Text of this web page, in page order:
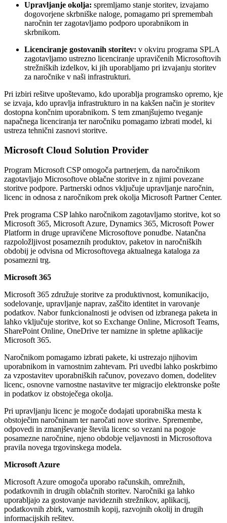
Upravljanje okolja: spremljamo stanje storitev, izvajamo
dogovorjene skrbniške naloge, pomagamo pri spremembah
naročnin ter zagotavljamo podporo uporabnikom in
skrbnikom.
Licenciranje gostovanih storitev: v okviru programa SPLA
zagotavljamo ustrezno licenciranje upravičenih Microsoftovih
strežniških izdelkov, ki jih uporabljamo pri izvajanju storitev
za naročnike v naši infrastrukturi.
Pri izbiri rešitve upoštevamo, kdo uporablja programsko opremo, kje
se izvaja, kdo upravlja infrastrukturo in na kakšen način je storitev
dostopna končnim uporabnikom. S tem zmanjšujemo tveganje
napačnega licenciranja ter naročniku pomagamo izbrati model, ki
ustreza tehnični zasnovi storitve.
Microsoft Cloud Solution Provider
Program Microsoft CSP omogoča partnerjem, da naročnikom
zagotavljajo Microsoftove oblačne storitve in z njimi povezane
storitve podpore. Partnerski odnos vključuje upravljanje naročnin,
licenc in odnosa z naročnikom prek okolja Microsoft Partner Center.
Prek programa CSP lahko naročnikom zagotavljamo storitve, kot so
Microsoft 365, Microsoft Azure, Dynamics 365, Microsoft Power
Platform in druge upravičene Microsoftove ponudbe. Natančna
razpoložljivost posameznih produktov, paketov in naročniških
obdobij je odvisna od Microsoftovega aktualnega kataloga za
posamezni trg.
Microsoft 365
Microsoft 365 združuje storitve za produktivnost, komunikacijo,
sodelovanje, upravljanje naprav, zaščito identitet in varovanje
podatkov. Nabor funkcionalnosti je odvisen od izbranega paketa in
lahko vključuje storitve, kot so Exchange Online, Microsoft Teams,
SharePoint Online, OneDrive ter namizne in spletne aplikacije
Microsoft 365.
Naročnikom pomagamo izbrati pakete, ki ustrezajo njihovim
uporabnikom in varnostnim zahtevam. Pri uvedbi lahko poskrbimo
za vzpostavitev uporabniških računov, povezavo domen, dodelitev
licenc, osnovne varnostne nastavitve ter migracijo elektronske pošte
in podatkov iz obstoječega okolja.
Pri upravljanju licenc je mogoče dodajati uporabniška mesta k
obstoječim naročninam ter naročati nove storitve. Spremembe,
odpovedi in zmanjševanje števila licenc so vezani na pogoje
posamezne naročnine, njeno obdobje veljavnosti in Microsoftova
pravila novega trgovinskega modela.
Microsoft Azure
Microsoft Azure omogoča uporabo računskih, omrežnih,
podatkovnih in drugih oblačnih storitev. Naročniki ga lahko
uporabljajo za gostovanje navideznih strežnikov, aplikacij,
podatkovnih zbirk, varnostnih kopij, razvojnih okolij in drugih
informacijskih rešitev.